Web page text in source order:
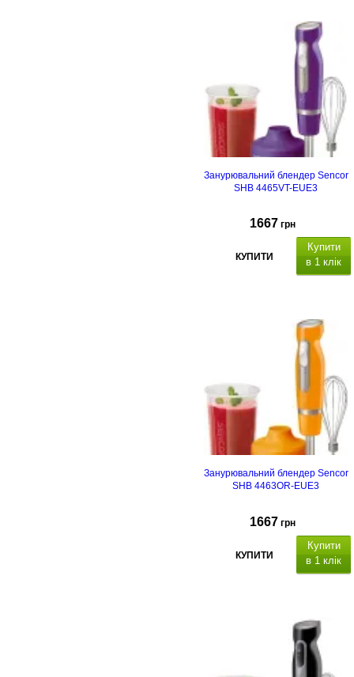
Занурювальний блендер Sencor
SHB 4465VT-EUE3
1667 грн
КУПИТИ
Купити
в 1 клік
Занурювальний блендер Sencor
SHB 4463OR-EUE3
1667 грн
КУПИТИ
Купити
в 1 клік